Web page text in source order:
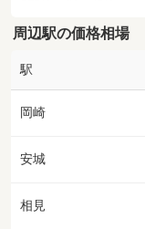
周辺駅の価格相場
駅
岡崎
安城
相見